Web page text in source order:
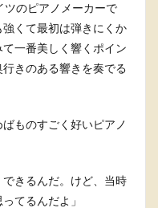
ツのピアノメーカーで
くて最初は弾きにくか
一番美しく響くポイン
きのある響きを奏でる
ものすごく好いピアノ
できるんだ。けど、当時
てるんだよ」